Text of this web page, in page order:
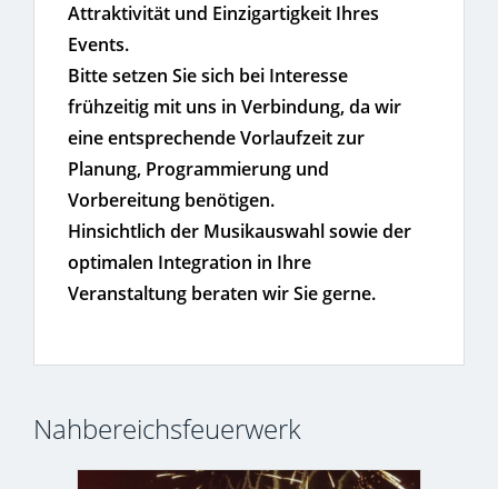
Attraktivität und Einzigartigkeit Ihres
Events.
Bitte setzen Sie sich bei Interesse
frühzeitig mit uns in Verbindung, da wir
eine entsprechende Vorlaufzeit zur
Planung, Programmierung und
Vorbereitung benötigen.
Hinsichtlich der Musikauswahl sowie der
optimalen Integration in Ihre
Veranstaltung beraten wir Sie gerne.
Nahbereichsfeuerwerk